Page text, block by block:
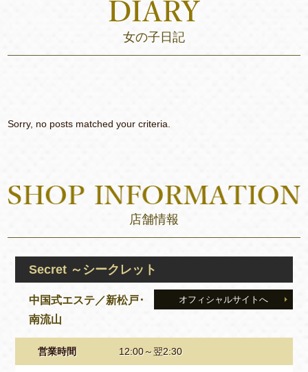
女の子日記
Sorry, no posts matched your criteria.
店舗情報
Secret ～シークレット
オフィシャルサイトへ
中国式エステ／新松戸･
南流山
営業時間 12:00～翌2:30